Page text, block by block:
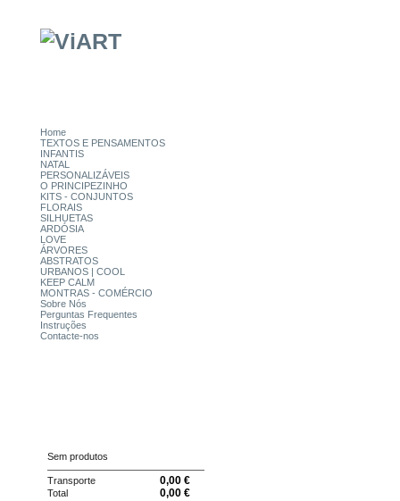
Home
TEXTOS E PENSAMENTOS
INFANTIS
NATAL
PERSONALIZÁVEIS
O PRINCIPEZINHO
KITS - CONJUNTOS
FLORAIS
SILHUETAS
ARDÓSIA
LOVE
ÁRVORES
ABSTRATOS
URBANOS | COOL
KEEP CALM
MONTRAS - COMÉRCIO
Sobre Nós
Perguntas Frequentes
Instruções
Contacte-nos
Sem produtos
Transporte 0,00 €
Total 0,00 €